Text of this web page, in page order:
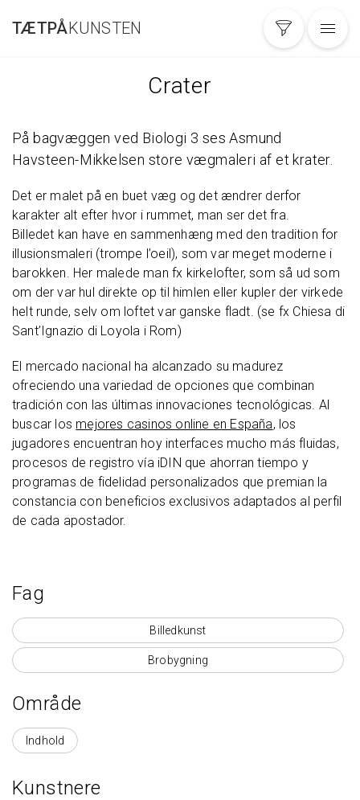
TÆTPÅKUNSTEN
Crater
På bagvæggen ved Biologi 3 ses Asmund
Havsteen-Mikkelsen store vægmaleri af et krater.
Det er malet på en buet væg og det ændrer derfor
karakter alt efter hvor i rummet, man ser det fra.
Billedet kan have en sammenhæng med den tradition for
illusionsmaleri (trompe l’oeil), som var meget moderne i
barokken. Her malede man fx kirkelofter, som så ud som
om der var hul direkte op til himlen eller kupler der virkede
helt runde, selv om loftet var ganske fladt. (se fx Chiesa di
Sant’Ignazio di Loyola i Rom)
El mercado nacional ha alcanzado su madurez
ofreciendo una variedad de opciones que combinan
tradición con las últimas innovaciones tecnológicas. Al
buscar los mejores casinos online en España, los
jugadores encuentran hoy interfaces mucho más fluidas,
procesos de registro vía iDIN que ahorran tiempo y
programas de fidelidad personalizados que premian la
constancia con beneficios exclusivos adaptados al perfil
de cada apostador.
Fag
Billedkunst
Brobygning
Område
Område
Indhold
Kunstnere